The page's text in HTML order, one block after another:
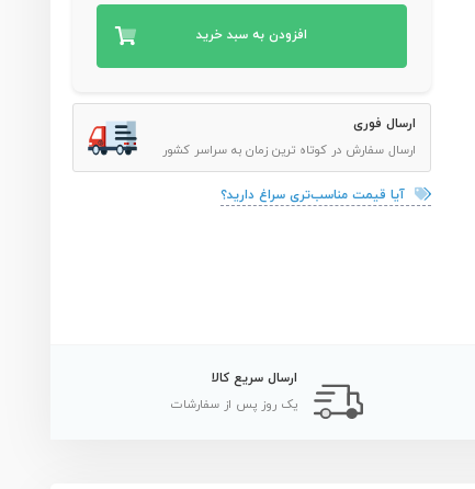
افزودن به سبد خرید
ارسال فوری
ارسال سفارش در کوتاه ترین زمان به سراسر کشور
آیا قیمت مناسب‌تری سراغ دارید؟
ارسال سریع کالا
یک روز پس از سفارشات